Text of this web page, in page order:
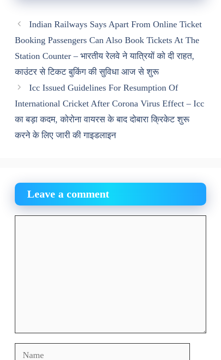
Indian Railways Says Apart From Online Ticket
Booking Passengers Can Also Book Tickets At The
Station Counter – भारतीय रेलवे ने यात्रियों को दी राहत,
काउंटर से टिकट बुकिंग की सुविधा आज से शुरू
Icc Issued Guidelines For Resumption Of
International Cricket After Corona Virus Effect – Icc
का बड़ा कदम, कोरोना वायरस के बाद दोबारा क्रिकेट शुरू
करने के लिए जारी की गाइडलाइन
Leave a comment
Name